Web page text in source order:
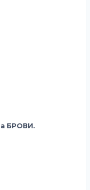
БРОВИ.